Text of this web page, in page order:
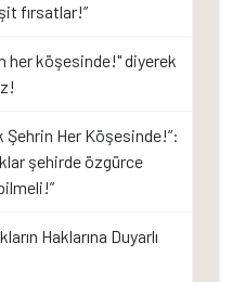
fırsatlar!”
her köşesinde!" diyerek
Şehrin Her Köşesinde!”:
şehirde özgürce
Haklarına Duyarlı